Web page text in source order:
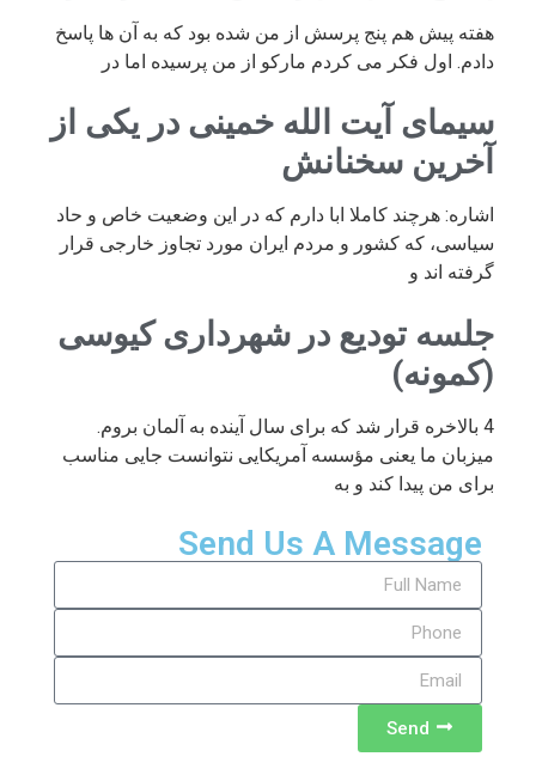
هفته پیش هم پنج پرسش از من شده بود که به آن ها پاسخ
دادم. اول فکر می کردم مارکو از من پرسیده اما در
سیمای آیت الله خمینی در یکی از
آخرین سخنانش
اشاره: هرچند کاملا ابا دارم که در این وضعیت خاص و حاد
سیاسی، که کشور و مردم ایران مورد تجاوز خارجی قرار
گرفته اند و
جلسه تودیع در شهرداری کیوسی
(کمونه)
4 بالاخره قرار شد که برای سال آینده به آلمان بروم.
میزبان ما یعنی مؤسسه آمریکایی نتوانست جایی مناسب
برای من پیدا کند و به
Send Us A Message
Send